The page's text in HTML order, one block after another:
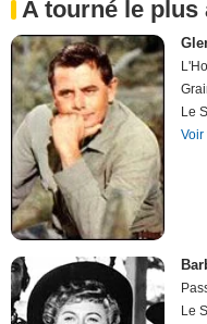
A tourné le plus
Le
Le